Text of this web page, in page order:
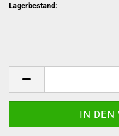
Lagerbestand: